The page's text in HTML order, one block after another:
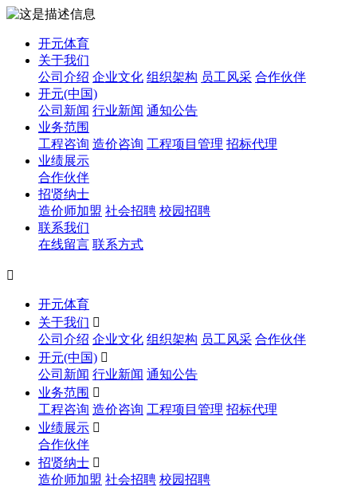
开元体育
关于我们
公司介绍 企业文化 组织架构 员工风采 合作伙伴
开元(中国)
公司新闻 行业新闻 通知公告
业务范围
工程咨询 造价咨询 工程项目管理 招标代理
业绩展示
合作伙伴
招贤纳士
造价师加盟 社会招聘 校园招聘
联系我们
在线留言 联系方式

开元体育
关于我们 
公司介绍 企业文化 组织架构 员工风采 合作伙伴
开元(中国) 
公司新闻 行业新闻 通知公告
业务范围 
工程咨询 造价咨询 工程项目管理 招标代理
业绩展示 
合作伙伴
招贤纳士 
造价师加盟 社会招聘 校园招聘